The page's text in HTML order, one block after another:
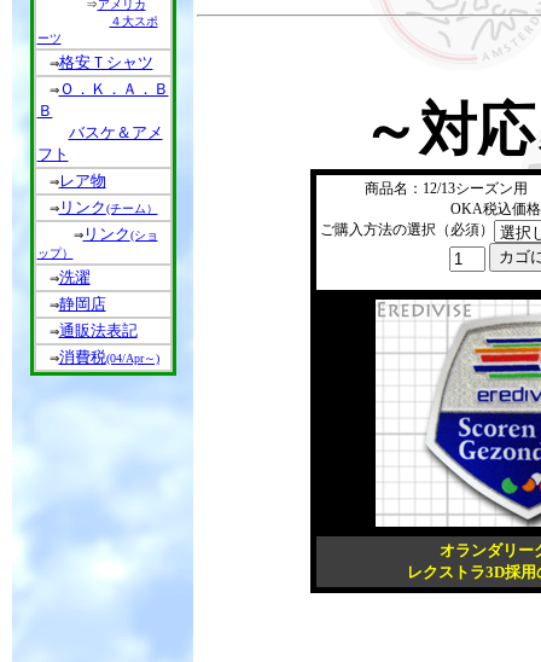
⇒アメリカ
４大スポ
ーツ
⇒格安Ｔシャツ
⇒Ｏ．Ｋ．Ａ．Ｂ
Ｂ
バスケ＆アメ
フト
⇒レア物
⇒リンク(チーム）
⇒リンク(ショ
ップ）
⇒洗濯
⇒静岡店
⇒通販法表記
⇒消費税(04/Apr～)
～対
商品名：12/13シーズン用
OKA税込価
ご購入方法の選択（必須）
オランダリー
レクストラ3D採